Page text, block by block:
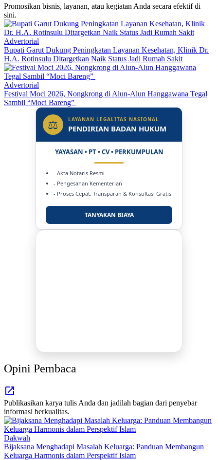
Promosikan bisnis, layanan, atau kegiatan Anda secara efektif di
sini.
Advertorial
Bupati Garut Dukung Peningkatan Layanan Kesehatan, Klinik Dr.
H.A. Rotinsulu Ditargetkan Naik Status Jadi Rumah Sakit
Advertorial
Festival Moci 2026, Nongkrong di Alun-Alun Hanggawana Tegal
Sambil “Moci Bareng”
⚖ LAYANAN LEGALITAS NASIONAL
PENDIRIAN BADAN HUKUM
YAYASAN • PT • CV • PERKUMPULAN
- Akta Notaris Resmi
- Pengesahan Kementerian
- Proses Cepat, Transparan & Konsultasi Gratis
TANYAKAN BIAYA
Opini Pembaca
Publikasikan karya tulis Anda dan jadilah bagian dari penyebar
informasi berkualitas.
Dakwah
Bijaksana Menghadapi Masalah Keluarga: Panduan Membangun
Keluarga Harmonis dalam Perspektif Islam